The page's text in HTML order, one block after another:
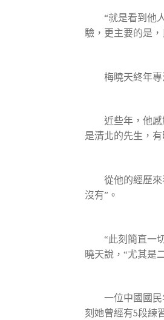
“就是看到他人
驗，更主要的是
梅曉天終年專注
近些年，他感觸
是清北的先生，
從他的經歷來看
沒有”。
“此刻簡直一切
曉天說，“尤其是
一位中國國民
刻她曾經有5段練